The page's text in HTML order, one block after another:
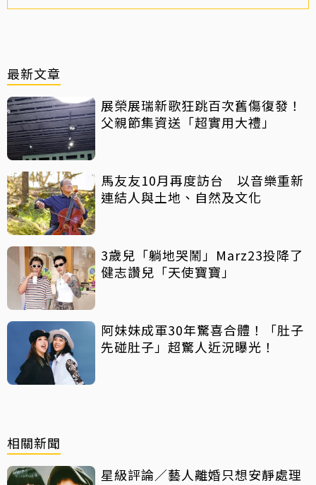
最新文章
展榮展瑞新歌狂跳百次舊傷復發！
父親節集資送「超實用大禮」
馬友友10月再度訪台 以音樂重新
連結人與土地、自然及文化
3歲兒「躺地哭鬧」Marz23投降了
健志讚兒「天使寶寶」
阿妹妹成軍30年驚喜合體！「肚子
先碰肚子」超驚人近況曝光！
相關新聞
星級評論／藝人離婚只想安靜處理